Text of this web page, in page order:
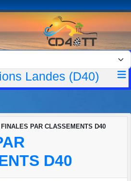
Landes (D40)
FINALES PAR CLASSEMENTS D40
D40